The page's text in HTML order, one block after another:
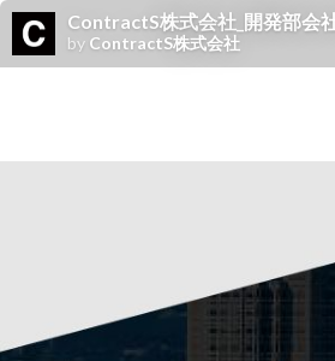
ContractS株式会社_開発部会
by ContractS株式会社